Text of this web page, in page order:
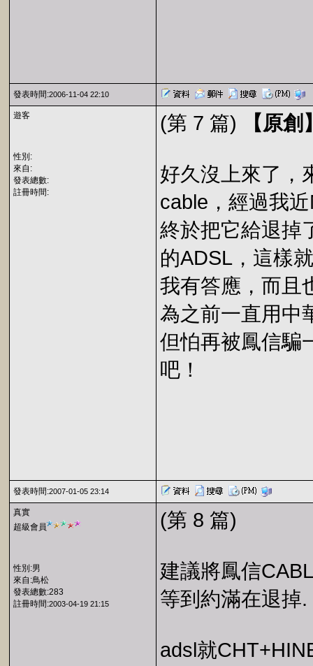
發表時間:2006-11-04 22:10
遊客
性別:
來自:
發表總數:
註冊時間:
(第 7 篇) 【原創
好久沒上來了，
cable，經過我
終於把它給退掉
的ADSL，這樣
我有答應，而且
為之前一直用中
但怕再被鳳信騙
吧！
發表時間:2007-01-05 23:14
真實
超級會員
性別:男
來自:鳥松
發表總數:283
註冊時間:2003-04-19 21:15
(第 8 篇)
建議將鳳信
等到約滿在退掉.
adsl就